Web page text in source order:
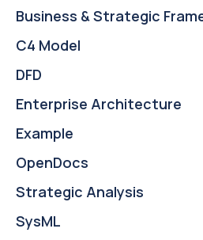
Business & Strategic
C4 Model
DFD
Enterprise Architecture
Example
OpenDocs
Strategic Analysis
SysML